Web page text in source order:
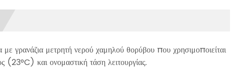
με γρανάζια μετρητή νερού χαμηλού θορύβου που χρησιμοποιείται
(23°C) και ονομαστική τάση λειτουργίας.